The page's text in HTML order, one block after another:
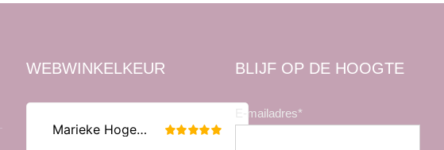
WEBWINKELKEUR BLIJF OP DE HOOGTE
E-mailadres*